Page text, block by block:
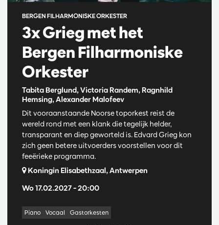
3x Grieg met het
Bergen Filharmoniske
Orkester
Tabita Berglund, Victoria Randem, Ragnhild
Hemsing, Alexander Malofeev
BERGEN FILHARMONISKE ORKESTER
Wo 17.02.2027– 20:00
Dit vooraanstaande Noorse toporkest reist de
wereld rond met een klank die tegelijk helder,
transparant en diep geworteld is. Edvard Grieg kon
zich geen betere uitvoerders voorstellen voor dit
feeërieke programma.
Koningin Elisabethzaal, Antwerpen
Piano Vocaal Gastorkesten